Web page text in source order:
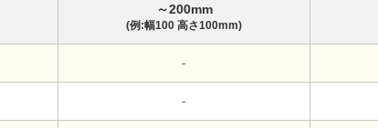
～200mm
(例:幅100 高さ100mm)
-
-